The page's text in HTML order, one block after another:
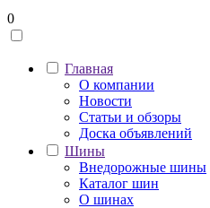
0
Главная
О компании
Новости
Статьи и обзоры
Доска объявлений
Шины
Внедорожные шины
Каталог шин
О шинах